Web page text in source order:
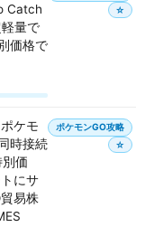
Catch
量で
価格で
☆
ケモ
時接続
価
にサ
易株
ポケモンGO攻略
☆